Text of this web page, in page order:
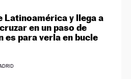
Latinoamérica y llega a
en un paso de
es para verla en bucle